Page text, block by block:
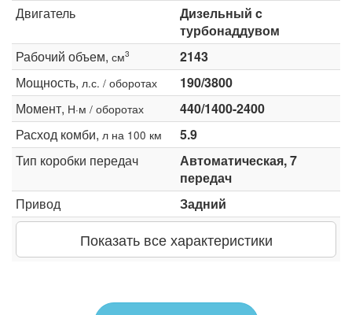
Двигатель
Дизельный c
турбонаддувом
Рабочий объем, см3
2143
Мощность, л.с. / оборотах
190/3800
Момент, Н·м / оборотах
440/1400-2400
Расход комби, л на 100 км
5.9
Тип коробки передач
Автоматическая, 7
передач
Привод
Задний
Показать все характеристики